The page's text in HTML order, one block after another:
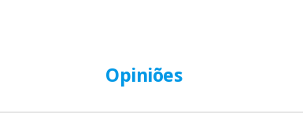
Opiniões